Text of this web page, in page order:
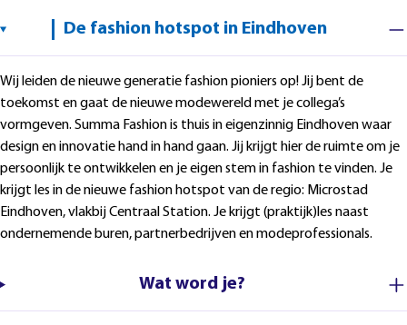
De fashion hotspot in Eindhoven
Wij leiden de nieuwe generatie fashion pioniers op! Jij bent de
toekomst en gaat de nieuwe modewereld met je collega’s
vormgeven. Summa Fashion is thuis in eigenzinnig Eindhoven waar
design en innovatie hand in hand gaan. Jij krijgt hier de ruimte om je
persoonlijk te ontwikkelen en je eigen stem in fashion te vinden. Je
krijgt les in de nieuwe fashion hotspot van de regio: Microstad
Eindhoven, vlakbij Centraal Station. Je krijgt (praktijk)les naast
ondernemende buren, partnerbedrijven en modeprofessionals.
Wat word je?